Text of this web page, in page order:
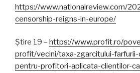
https://www.nationalreview.com/
censorship-reigns-in-europe/
Știre 19 – https://www.profit.ro/
profit/vecini/taxa-zgarcitului-
pentru-profitori-aplicata-clientilor-